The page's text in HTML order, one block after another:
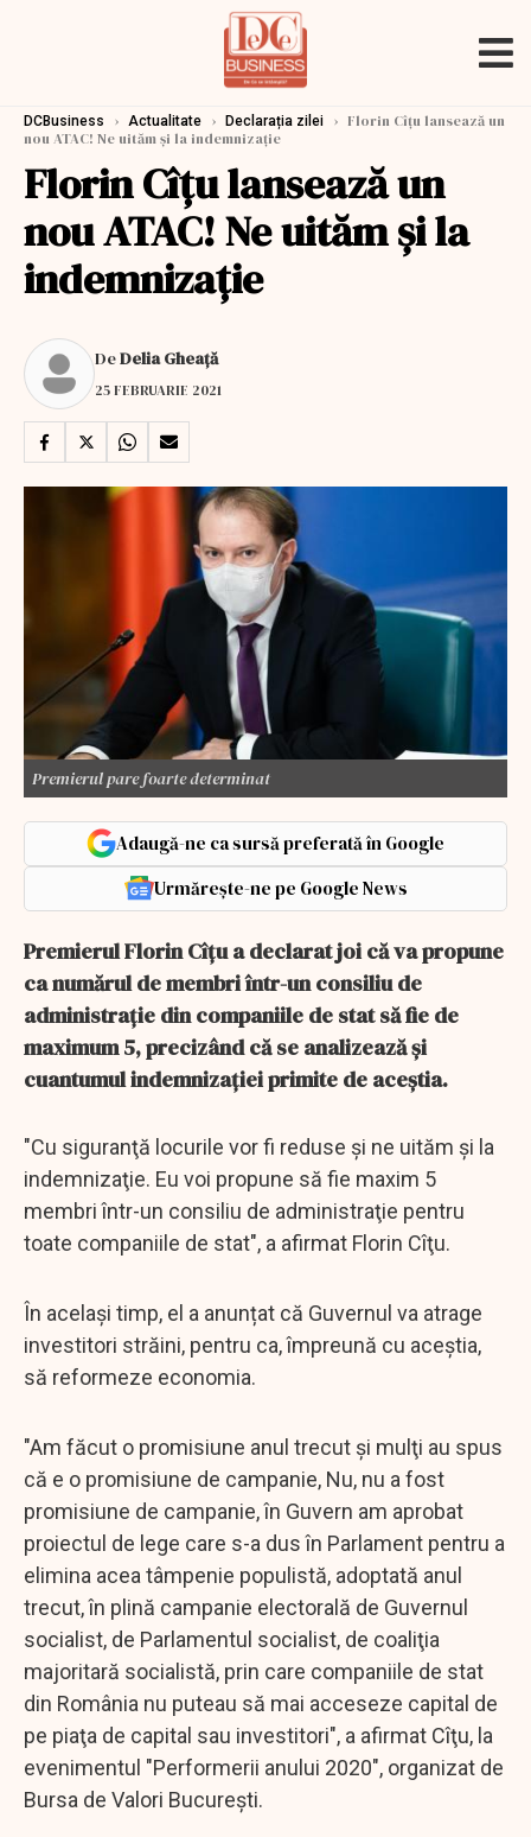
DCBusiness › Actualitate › Declarația zilei › Florin Cîțu lansează un
nou ATAC! Ne uităm şi la indemnizaţie
Florin Cîțu lansează un
nou ATAC! Ne uităm şi la
indemnizaţie
DeDelia Gheață
25 FEBRUARIE 2021
Premierul pare foarte determinat
Adaugă-ne ca sursă preferată în Google
Urmărește-ne pe Google News
Premierul Florin Cîţu a declarat joi că va propune
ca numărul de membri într-un consiliu de
administraţie din companiile de stat să fie de
maximum 5, precizând că se analizează şi
cuantumul indemnizaţiei primite de aceştia.
"Cu siguranţă locurile vor fi reduse şi ne uităm şi la
indemnizaţie. Eu voi propune să fie maxim 5
membri într-un consiliu de administraţie pentru
toate companiile de stat", a afirmat Florin Cîţu.
În același timp, el a anunțat că Guvernul va atrage
investitori străini, pentru ca, împreună cu aceştia,
să reformeze economia.
"Am făcut o promisiune anul trecut şi mulţi au spus
că e o promisiune de campanie, Nu, nu a fost
promisiune de campanie, în Guvern am aprobat
proiectul de lege care s-a dus în Parlament pentru a
elimina acea tâmpenie populistă, adoptată anul
trecut, în plină campanie electorală de Guvernul
socialist, de Parlamentul socialist, de coaliţia
majoritară socialistă, prin care companiile de stat
din România nu puteau să mai acceseze capital de
pe piaţa de capital sau investitori", a afirmat Cîţu, la
evenimentul "Performerii anului 2020", organizat de
Bursa de Valori Bucureşti.